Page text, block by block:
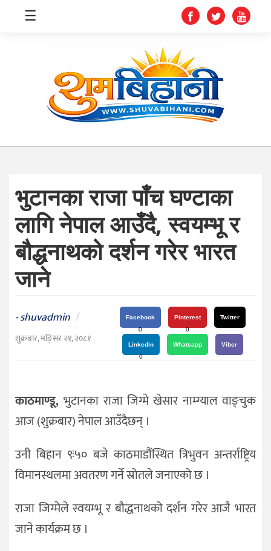
स्वास्थ्य
संघीय
प्रविधि
जीवनशैली
दर्शन
संस्कृति
विचार
☰
भुटानका राजा पाँच घण्टाका
लागि नेपाल आउँदै, स्वयम्भू र
बौद्धनाथको दर्शन गरेर भारत
जाने
-shuvadmin /
शुक्रबार, मङि्सर २१, २०८१
Facebook
0
Pinterest
0
Twitter
Linkedin
0
Whatsapp Viber
काठमाण्डू,भुटानका राजा जिग्मे खेसार नाम्ग्याल वाङ्चुक
आज (शुक्रबार) नेपाल आउँदैछन् ।
उनी बिहान ९ः५० बजे काठमाडौंस्थित त्रिभुवन अन्तर्राष्ट्रिय
विमानस्थलमा अवतरण गर्ने स्रोतले जनाएको छ ।
राजा जिग्मेले स्वयम्भू र बौद्धनाथको दर्शन गरेर आजै भारत
जाने कार्यक्रम छ ।